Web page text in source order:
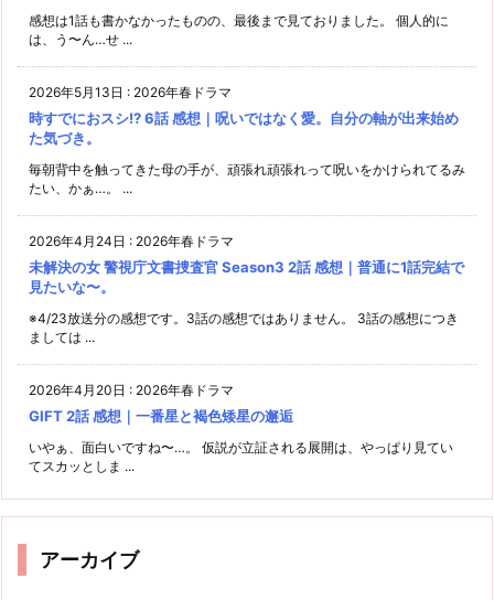
感想は1話も書かなかったものの、最後まで見ておりました。 個人的に
は、う〜ん…せ ...
2026年5月13日 : 2026年春ドラマ
時すでにおスシ!? 6話 感想｜呪いではなく愛。自分の軸が出来始め
た気づき。
毎朝背中を触ってきた母の手が、頑張れ頑張れって呪いをかけられてるみ
たい、かぁ…。 ...
2026年4月24日 : 2026年春ドラマ
未解決の女 警視庁文書捜査官 Season3 2話 感想｜普通に1話完結で
見たいな〜。
※4/23放送分の感想です。3話の感想ではありません。 3話の感想につき
ましては ...
2026年4月20日 : 2026年春ドラマ
GIFT 2話 感想｜一番星と褐色矮星の邂逅
いやぁ、面白いですね〜…。 仮説が立証される展開は、やっぱり見てい
てスカッとしま ...
アーカイブ